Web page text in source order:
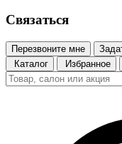
Связаться
Перезвоните мне
Каталог
Избранное